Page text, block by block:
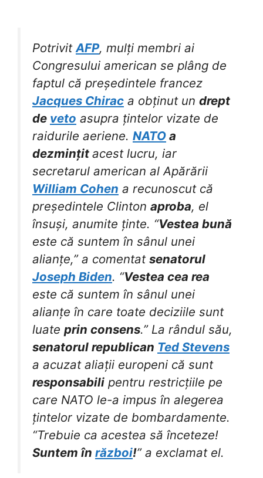
Potrivit AFP, mulți membri ai
Congresului american se plâng de
faptul că președintele francez
Jacques Chirac a obținut un drept
de veto asupra țintelor vizate de
raidurile aeriene. NATO a
dezmințit acest lucru, iar
secretarul american al Apărării
William Cohen a recunoscut că
președintele Clinton aproba, el
însuși, anumite ținte. “Vestea bună
este că suntem în sânul unei
alianțe,” a comentat senatorul
Joseph Biden. “Vestea cea rea
este că suntem în sânul unei
alianțe în care toate deciziile sunt
luate prin consens.” La rândul său,
senatorul republican Ted Stevens
a acuzat aliații europeni că sunt
responsabili pentru restricțiile pe
care NATO le-a impus în alegerea
țintelor vizate de bombardamente.
“Trebuie ca acestea să înceteze!
Suntem în război!” a exclamat el.